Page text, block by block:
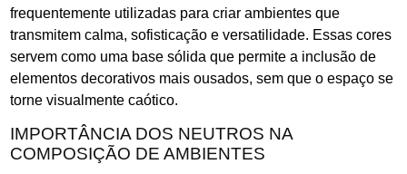
frequentemente utilizadas para criar ambientes que
transmitem calma, sofisticação e versatilidade. Essas cores
servem como uma base sólida que permite a inclusão de
elementos decorativos mais ousados, sem que o espaço se
torne visualmente caótico.
IMPORTÂNCIA DOS NEUTROS NA
COMPOSIÇÃO DE AMBIENTES